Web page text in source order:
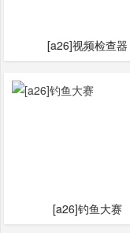
[a26]视频检查器
[a26]钓鱼大赛